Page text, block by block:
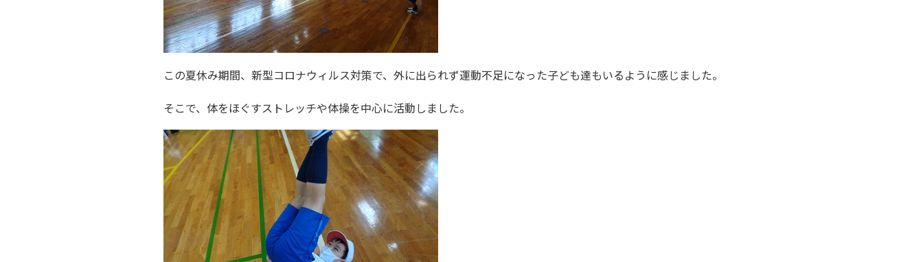
この夏休み期間、新型コロナウィルス対策で、外に出られず運動不足になった子ども達もいるように感じました。
そこで、体をほぐすストレッチや体操を中心に活動しました。